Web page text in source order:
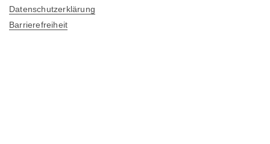
Datenschutzerklärung
Barrierefreiheit